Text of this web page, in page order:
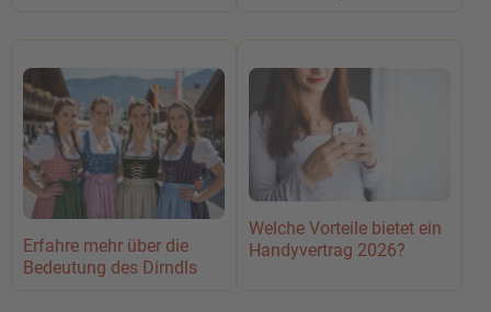
Erfahre mehr über die
Bedeutung des Dirndls
Welche Vorteile bietet ein
Handyvertrag 2026?